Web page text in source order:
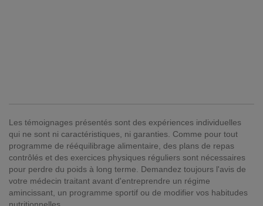
Les témoignages présentés sont des expériences individuelles
qui ne sont ni caractéristiques, ni garanties. Comme pour tout
programme de rééquilibrage alimentaire, des plans de repas
contrôlés et des exercices physiques réguliers sont nécessaires
pour perdre du poids à long terme. Demandez toujours l'avis de
votre médecin traitant avant d'entreprendre un régime
amincissant, un programme sportif ou de modifier vos habitudes